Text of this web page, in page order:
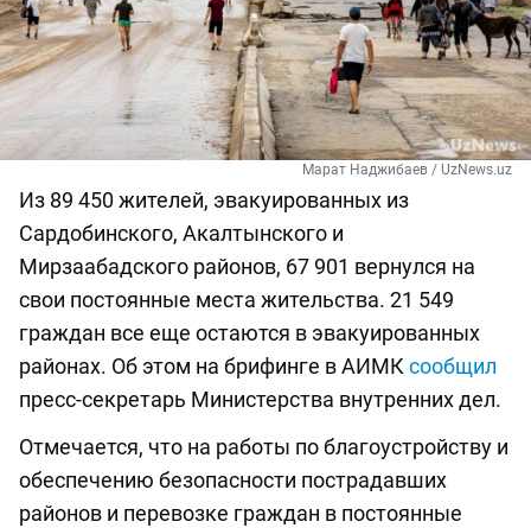
Марат Наджибаев / UzNews.uz
Из 89 450 жителей, эвакуированных из
Сардобинского, Акалтынского и
Мирзаабадского районов, 67 901 вернулся на
свои постоянные места жительства. 21 549
граждан все еще остаются в эвакуированных
районах. Об этом на брифинге в АИМКсообщил
пресс-секретарь Министерства внутренних дел.
Отмечается, что на работы по благоустройству и
обеспечению безопасности пострадавших
районов и перевозке граждан в постоянные